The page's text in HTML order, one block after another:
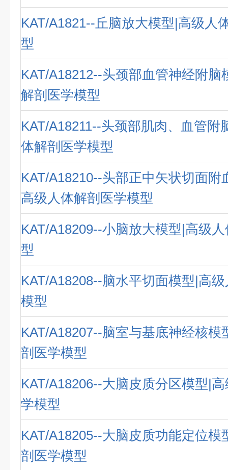
KAT/A1821--丘脑放大模型|高级人
型
KAT/A18212--头颈部血管神经附脑
解剖医学模型
KAT/A18211--头颈部肌肉、血管附
体解剖医学模型
KAT/A18210--头部正中矢状切面附
高级人体解剖医学模型
KAT/A18209--小脑放大模型|高级
型
KAT/A18208--脑水平切面模型|高
模型
KAT/A18207--脑室与基底神经核模
剖医学模型
KAT/A18206--大脑皮质分区模型|
学模型
KAT/A18205--大脑皮质功能定位模
剖医学模型